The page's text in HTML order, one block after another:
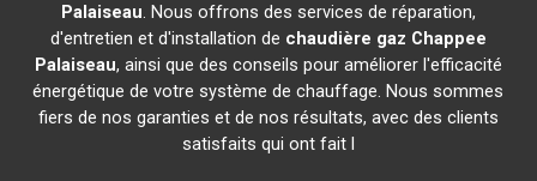
Palaiseau. Nous offrons des services de réparation,
d'entretien et d'installation de chaudière gaz Chappee
Palaiseau, ainsi que des conseils pour améliorer l'efficacité
énergétique de votre système de chauffage. Nous sommes
fiers de nos garanties et de nos résultats, avec des clients
satisfaits qui ont fait l